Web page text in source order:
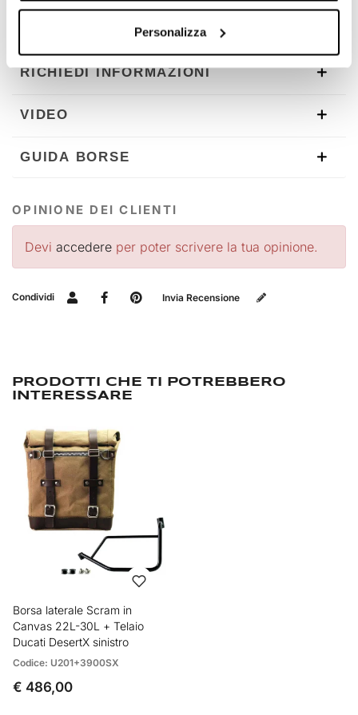
Personalizza
dettagli i nostri prodotti. Le immagini potrebbero essere
RICHIEDI INFORMAZIONI
VIDEO
GUIDA BORSE
OPINIONE DEI CLIENTI
Devi accedere per poter scrivere la tua opinione.
Condividi Invia Recensione
PRODOTTI CHE TI POTREBBERO
INTERESSARE
Borsa laterale Scram in
Canvas 22L-30L + Telaio
Ducati DesertX sinistro
Codice: U201+3900SX
€ 486,00